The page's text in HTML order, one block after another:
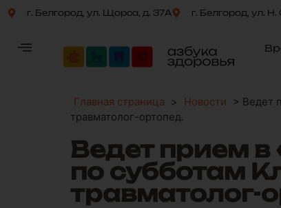
г. Белгород, ул. Щорса, д. 37А г. Белгород, ул. Н.
Главная страница > Новости > Ведет
травматолог-ортопед.
Ведет прием в
по субботам
травматолог-